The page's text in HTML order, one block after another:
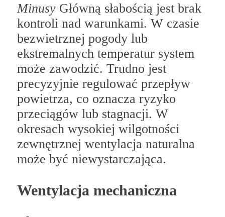
MinusyGłówną słabością jest brak
kontroli nad warunkami. W czasie
bezwietrznej pogody lub
ekstremalnych temperatur system
może zawodzić. Trudno jest
precyzyjnie regulować przepływ
powietrza, co oznacza ryzyko
przeciągów lub stagnacji. W
okresach wysokiej wilgotności
zewnętrznej wentylacja naturalna
może być niewystarczająca.
Wentylacja mechaniczna